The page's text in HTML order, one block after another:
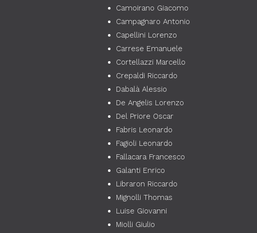
Camoirano Giacomo
Campagnaro Antonio
Capellini Lorenzo
Carrese Emanuele
Cortellazzi Marcello
Crepaldi Riccardo
Dabalà Alessio
De Angelis Lorenzo
Del Priore Oscar
Fabris Leonardo
Fagioli Leonardo
Fallacara Francesco
Galanti Enrico
Libraron Riccardo
Mignolli Thomas
Luise Giovanni
Miolli Giulio